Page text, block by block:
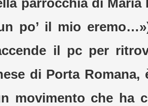
parrocchia di Maria
po’ il mio
il pc per
di Porta
movimento che ha